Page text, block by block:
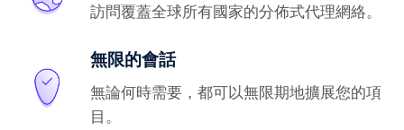
訪問覆蓋全球所有國家的分佈式代理網絡。
無限的會話
無論何時需要，都可以無限期地擴展您的項
目。